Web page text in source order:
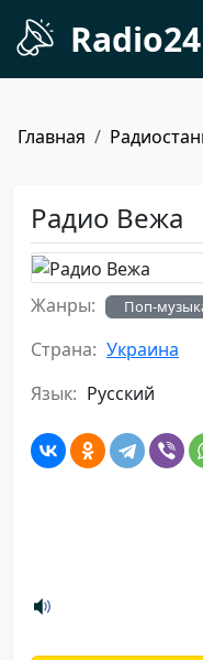
Radio24
Главная
Радио Вежа
Жанры: Поп-
Страна: Украина
Язык: Русский